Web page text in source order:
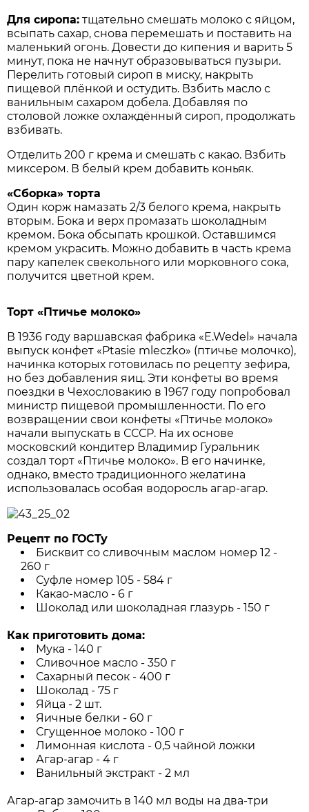
Для сиропа: тщательно смешать молоко с яйцом,
всыпать сахар, снова перемешать и поставить на
маленький огонь. Довести до кипения и варить 5
минут, пока не начнут образовываться пузыри.
Перелить готовый сироп в миску, накрыть
пищевой плёнкой и остудить. Взбить масло с
ванильным сахаром добела. Добавляя по
столовой ложке охлаждённый сироп, продолжать
взбивать.
Отделить 200 г крема и смешать с какао. Взбить
миксером. В белый крем добавить коньяк.
«Сборка» торта
Один корж намазать 2/3 белого крема, накрыть
вторым. Бока и верх промазать шоколадным
кремом. Бока обсыпать крошкой. Оставшимся
кремом украсить. Можно добавить в часть крема
пару капелек свекольного или морковного сока,
получится цветной крем.
Торт «Птичье молоко»
В 1936 году варшавская фабрика «E.Wedel» начала
выпуск конфет «Ptasie mleczko» (птичье молочко),
начинка которых готовилась по рецепту зефира,
но без добавления яиц. Эти конфеты во время
поездки в Чехословакию в 1967 году попробовал
министр пищевой промышленности. По его
возвращении свои конфеты «Птичье молоко»
начали выпускать в СССР. На их основе
московский кондитер Владимир Гуральник
создал торт «Птичье молоко». В его начинке,
однако, вместо традиционного желатина
использовалась особая водоросль агар-агар.
Рецепт по ГОСТу
Бисквит со сливочным маслом номер 12 -
260 г
Суфле номер 105 - 584 г
Какао-масло - 6 г
Шоколад или шоколадная глазурь - 150 г
Как приготовить дома:
Мука - 140 г
Сливочное масло - 350 г
Сахарный песок - 400 г
Шоколад - 75 г
Яйца - 2 шт.
Яичные белки - 60 г
Сгущенное молоко - 100 г
Лимонная кислота - 0,5 чайной ложки
Агар-агар - 4 г
Ванильный экстракт - 2 мл
Агар-агар замочить в 140 мл воды на два-три